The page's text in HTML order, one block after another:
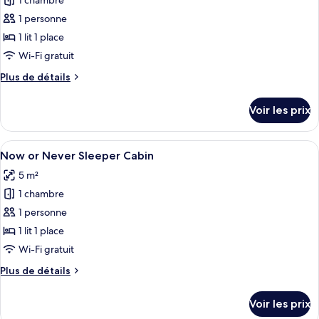
Women
+
Cabin
les
photos
pour
ce
type
de
ADA
Sleeper
Cabin
1 personne
1 lit 1 place
Wi-Fi gratuit
Plus de détails
Plus
le
type
de
ADA
Sleeper
Cabin
Voir les prix
Afficher
toutes
les
photos
pour
ce
type
chambre :
Une chambre à coucher avec un lit,
13
Now or Never Sleeper Cabin
5 m²
1 chambre
1 personne
1 lit 1 place
Wi-Fi gratuit
Plus de détails
Plus
Voir les prix